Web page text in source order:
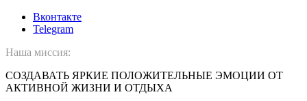
Вконтакте
Telegram
Наша миссия:
СОЗДАВАТЬ ЯРКИЕ ПОЛОЖИТЕЛЬНЫЕ ЭМОЦИИ ОТ
АКТИВНОЙ ЖИЗНИ И ОТДЫХА